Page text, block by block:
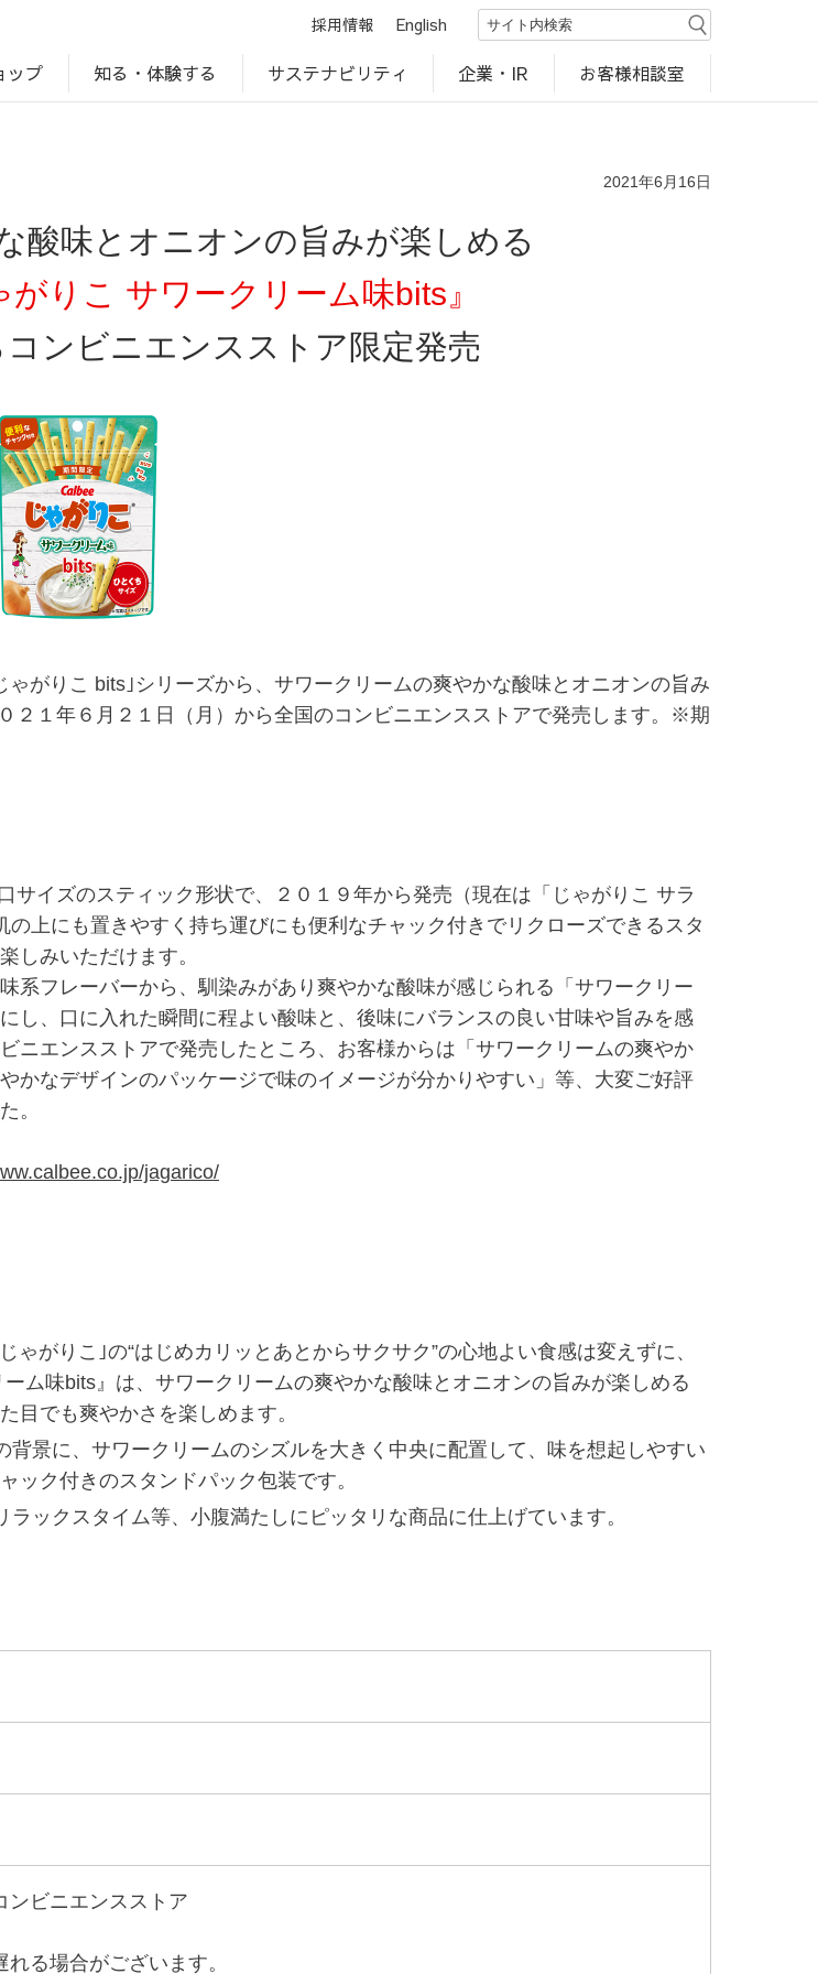
採用情報 English
ップ 知る・体験する サステナビリティ 企業・IR お客様相談室
2021年6月16日
酸味とオニオンの旨みが楽しめる
がりこ サワークリーム味bits』
コンビニエンスストア限定発売
がりこ bits｣シリーズから、サワークリームの爽やかな酸味とオニオンの旨み
２１年６月２１日（月）から全国のコンビニエンスストアで発売します。※期
イズのスティック形状で、２０１９年から発売（現在は「じゃがりこ サラ
上にも置きやすく持ち運びにも便利なチャック付きでリクローズできるスタ
しみいただけます。
フレーバーから、馴染みがあり爽やかな酸味が感じられる「サワークリー
し、口に入れた瞬間に程よい酸味と、後味にバランスの良い甘味や旨みを感
ニエンスストアで発売したところ、お客様からは「サワークリームの爽やか
かなデザインのパッケージで味のイメージが分かりやすい」等、大変ご好評
。
jagarico/
がりこ｣の“はじめカリッとあとからサクサク”の心地よい食感は変えずに、
ム味bits』は、サワークリームの爽やかな酸味とオニオンの旨みが楽しめる
目でも爽やかさを楽しめます。
景に、サワークリームのシズルを大きく中央に配置して、味を想起しやすい
ック付きのスタンドパック包装です。
ックスタイム等、小腹満たしにピッタリな商品に仕上げています。
ンビニエンスストア
る場合がございます。